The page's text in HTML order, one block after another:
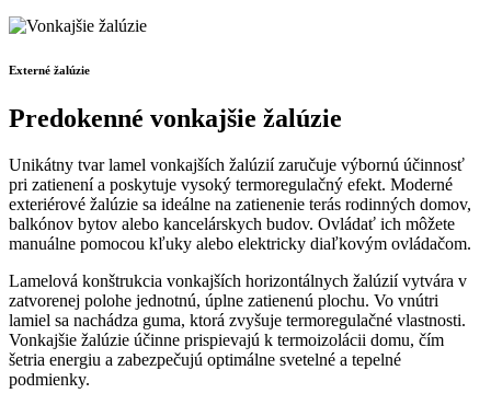
Externé žalúzie
Predokenné vonkajšie žalúzie
Unikátny tvar lamel vonkajších žalúzií zaručuje výbornú účinnosť
pri zatienení a poskytuje vysoký termoregulačný efekt. Moderné
exteriérové žalúzie sa ideálne na zatienenie terás rodinných domov,
balkónov bytov alebo kancelárskych budov. Ovládať ich môžete
manuálne pomocou kľuky alebo elektricky diaľkovým ovládačom.
Lamelová konštrukcia vonkajších horizontálnych žalúzií vytvára v
zatvorenej polohe jednotnú, úplne zatienenú plochu. Vo vnútri
lamiel sa nachádza guma, ktorá zvyšuje termoregulačné vlastnosti.
Vonkajšie žalúzie účinne prispievajú k termoizolácii domu, čím
šetria energiu a zabezpečujú optimálne svetelné a tepelné
podmienky.